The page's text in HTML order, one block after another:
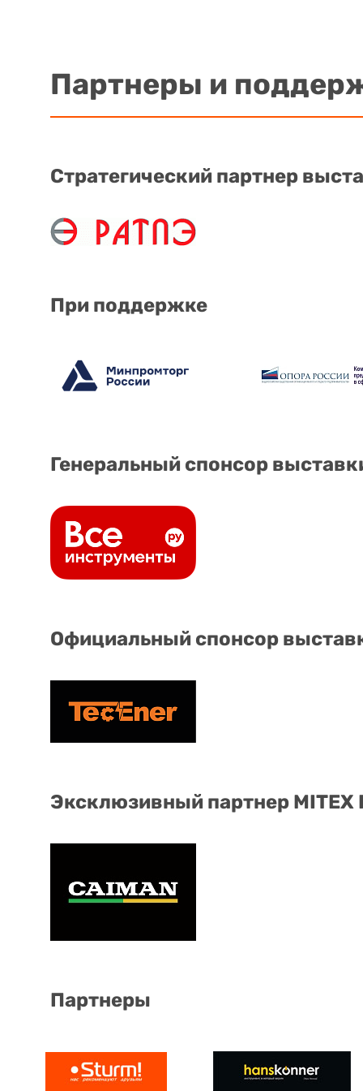
Партнеры и
Стратегический партнер
При поддержке
Генеральный спонсор
Официальный спонсор
Эксклюзивный партнер
Партнеры